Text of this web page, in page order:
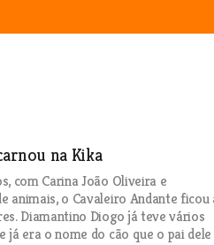
na Kika
com Carina João Oliveira e
animais, o Cavaleiro Andante ficou
Diamantino Diogo já teve vários
já era o nome do cão que o pai dele